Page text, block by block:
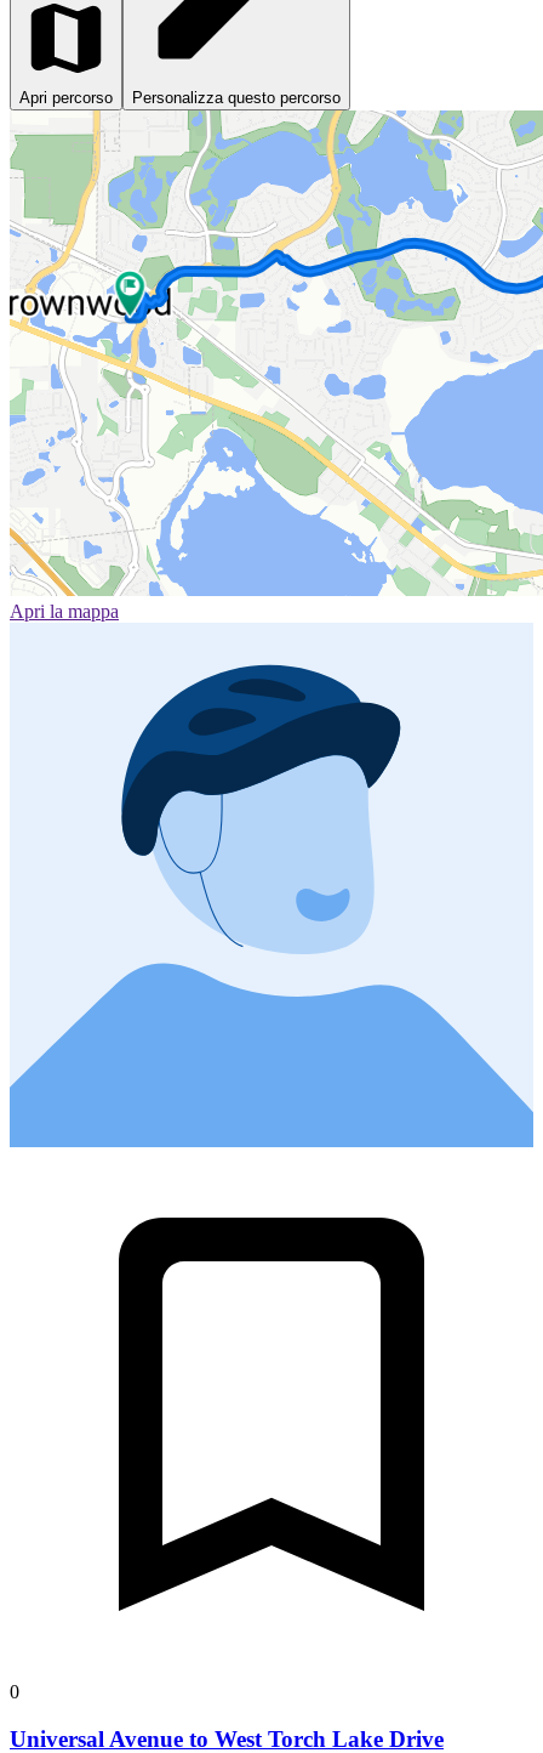
Apri percorso Personalizza questo percorso
Apri la mappa
0
Universal Avenue to West Torch Lake Drive